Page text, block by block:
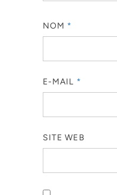
NOM *
E-MAIL *
SITE WEB